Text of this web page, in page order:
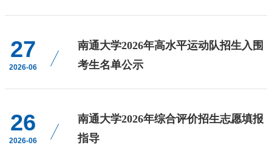
27
2026-06
南通大学2026年高水平运动队招生入围
考生名单公示
26
2026-06
南通大学2026年综合评价招生志愿填报
指导